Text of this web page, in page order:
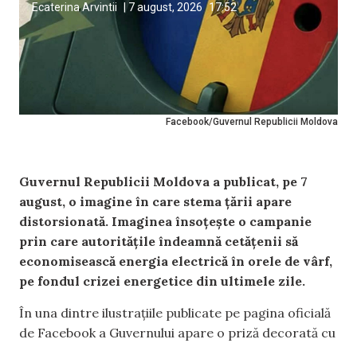
Facebook/Guvernul Republicii Moldova
Ecaterina Arvintii 7 august, 2026 17:52
Guvernul Republicii Moldova a publicat, pe 7
august, o imagine în care stema țării apare
distorsionată. Imaginea însoțește o campanie
prin care autoritățile îndeamnă cetățenii să
economisească energia electrică în orele de vârf,
pe fondul crizei energetice din ultimele zile.
În una dintre ilustrațiile publicate pe pagina oficială
de Facebook a Guvernului apare o priză decorată cu